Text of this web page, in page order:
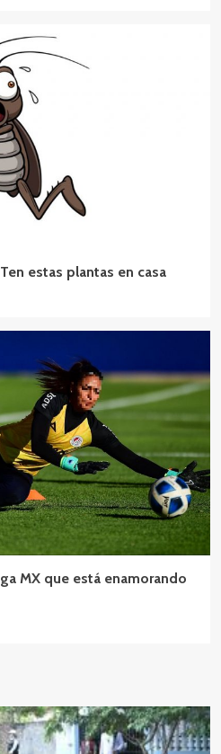
estas plantas en casa
MX que está enamorando